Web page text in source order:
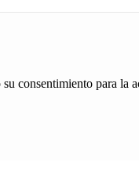
consentimiento para la